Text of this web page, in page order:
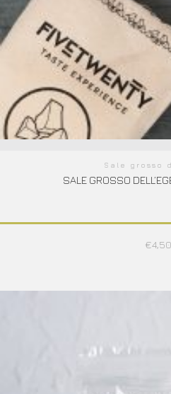
Sale grosso
SALE GROSSO
€4,50